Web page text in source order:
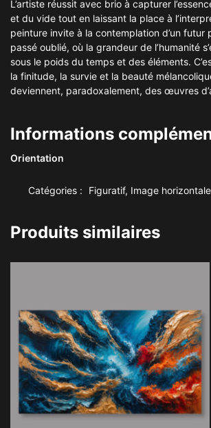
L’artiste réussit avec brio à capturer
et du vide tout en laissant la place à
peinture invite à la contemplation d’un futur
passé oublié, où la grandeur de l’humanité
sous le poids du temps et des éléments.
la finitude, la survie et la beauté
deviennent, paradoxalement, des œuvres
Informations
Orientation
Catégories : Figuratif, Image horizontale
Produits similaires